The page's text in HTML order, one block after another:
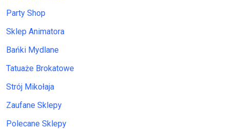
Party Shop
Sklep Animatora
Bańki Mydlane
Tatuaże Brokatowe
Strój Mikołaja
Zaufane Sklepy
Polecane Sklepy